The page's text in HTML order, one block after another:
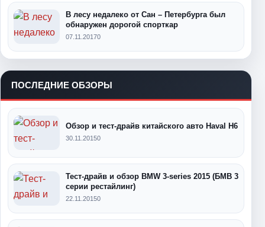
В лесу недалеко от Сан – Петербурга был
обнаружен дорогой спорткар
07.11.20170
ПОСЛЕДНИЕ ОБЗОРЫ
Обзор и тест-драйв китайского авто Haval H6
30.11.20150
Тест-драйв и обзор BMW 3-series 2015 (БМВ 3
серии рестайлинг)
22.11.20150